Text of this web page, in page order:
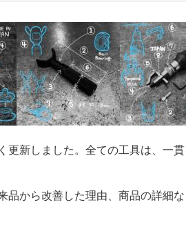
更新しました。全ての工具は、一
から改善した理由、商品の詳細